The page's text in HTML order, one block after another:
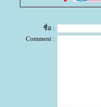
ชื่อ :
Comment :